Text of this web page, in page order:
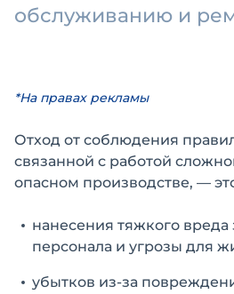
обслуживанию и
*На правах рекламы
Отход от соблюдения
связанной с работой
опасном производстве, —
нанесения тяжкого
персонала и угрозы для
убытков из-за